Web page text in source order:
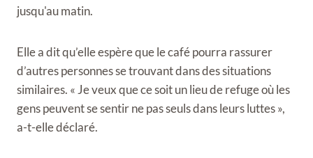
jusqu'au matin.
Elle a dit qu’elle espère que le café pourra rassurer
d’autres personnes se trouvant dans des situations
similaires. « Je veux que ce soit un lieu de refuge où les
gens peuvent se sentir ne pas seuls dans leurs luttes »,
a-t-elle déclaré.